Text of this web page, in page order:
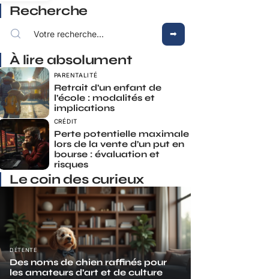
Recherche
À lire absolument
PARENTALITÉ
Retrait d’un enfant de
l’école : modalités et
implications
CRÉDIT
Perte potentielle maximale
lors de la vente d’un put en
bourse : évaluation et
risques
Le coin des curieux
DÉTENTE
Des noms de chien raffinés pour
les amateurs d’art et de culture